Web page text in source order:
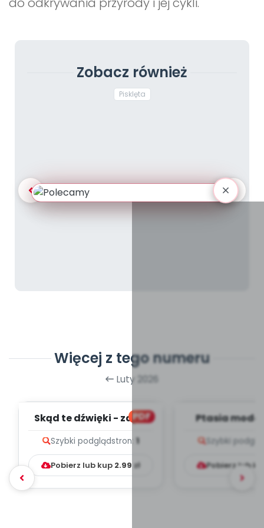
Zobacz również
Pisklęta
Więcej z tego numeru
Luty 2026
PDF
Skąd te dźwięki - zapis
Szybki podglądstron: 1
Pobierz lub kup 2.99 zł
Ptasia moda
Szybki
Pobierz lub